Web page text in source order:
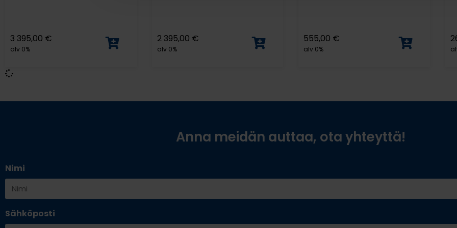
3 395,00 €
alv 0%
2 395,00 €
alv 0%
555,00 €
alv 0%
Anna meidän auttaa, ota yhteyttä!
Nimi
Sähköposti